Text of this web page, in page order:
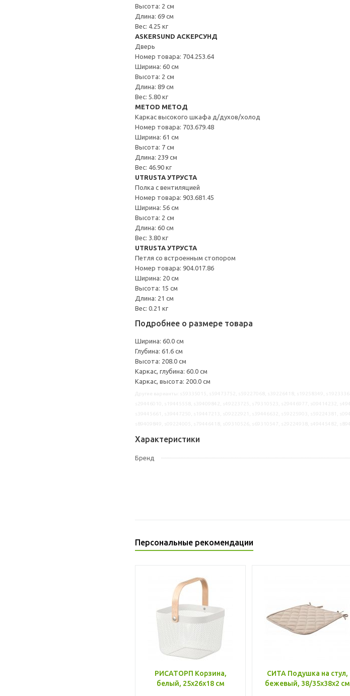
Высота: 2 см
Длина: 69 см
Вес: 4.25 кг
ASKERSUND АСКЕРСУНД
Дверь
Номер товара: 704.253.64
Ширина: 60 см
Высота: 2 см
Длина: 89 см
Вес: 5.80 кг
METOD МЕТОД
Каркас высокого шкафа д/духов/холод
Номер товара: 703.679.48
Ширина: 61 см
Высота: 7 см
Длина: 239 см
Вес: 46.90 кг
UTRUSTA УТРУСТА
Полка с вентиляцией
Номер товара: 903.681.45
Ширина: 56 см
Высота: 2 см
Длина: 60 см
Вес: 3.80 кг
UTRUSTA УТРУСТА
Петля со встроенным стопором
Номер товара: 904.017.86
Ширина: 20 см
Высота: 15 см
Длина: 21 см
Вес: 0.21 кг
Подробнее о размере товара
Ширина: 60.0 см
Глубина: 61.6 см
Высота: 208.0 см
Каркас, глубина: 60.0 см
Каркас, высота: 200.0 см
Характеристики
Бренд
Персональные рекомендации
РИСАТОРП Корзина,
белый, 25x26x18 см
СИТА Подушка на стул,
бежевый, 38/35x38x2 см